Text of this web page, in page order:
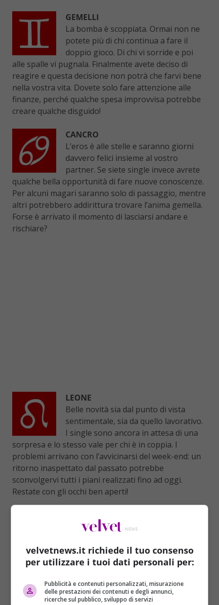
GEMELLI
La bomba è scoppiata. Ormai non ne
potete più di chi continua a fare il
doppio gioco. Di chi vi sorride e poi
alle spalle vi pugnala. Finalmente avete deciso di
reagire e questa decisione non potrà che farvi bene
nella vostra vita. Dovete solo fare attenzione alle
finanze, perché qualche spesa improvvisa potrebbe
creare qualche disguido!
CANCRO
L’eros è alle stelle e saranno giorni
davvero felici insieme al vostro
partner. Se siete single invece avrete
qualche bella opportunità di fare nuove conoscenze.
Per alcuni magari saranno solo di passaggio, mentre
altri potrebbero addirittura trovare l’anima gemella.
Forse è arrivato il momento di lasciarsi andare e
rischiare?
LEONE
Belle novità sia dal punto di vista
sentimentale, sia da quello lavorativo.
I single sono ancora in attesa di una
sorpresa e lo stesso vale per chi è in coppia. I
problemi arrivano con l’avvicinarsi del week-end: un
ritorno inaspettato dal passato potrebbe
sconvolgervi tutti i piani realizzati fino ad oggi.
Restate con gli occhi ben aperti!
Delle entrate inaspettate
finanziarie in positivo. Con questa
novità ci saranno alcune persone che in passato si
contatto. Siete proprio sicuri di volerle riaccogliere
nella vostra vita? È arrivato il momento di prendere
velvetnews.it richiede il tuo consenso
per utilizzare i tuoi dati personali per:
Pubblicità e contenuti personalizzati, misurazione
delle prestazioni dei contenuti e degli annunci,
ricerche sul pubblico, sviluppo di servizi